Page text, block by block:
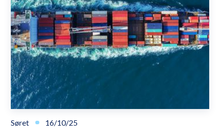
Søret 16/10/25